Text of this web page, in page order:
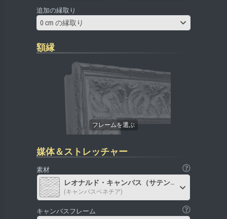
追加の縁取り
0 cm の縁取り
額縁
媒体＆ストレッチャー
素材
レオナルド・キャンバス（サテン）
(キャンバスベネチア)
キャンバスフレーム